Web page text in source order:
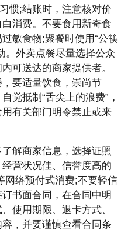
惯;结账时，注意核对价
消费。不要食用新奇食
敏食物;聚餐时使用“公筷
。外卖点餐尽量选择公众
可送达的商家提供者。
要适量饮食，崇尚节
觉抵制“舌尖上的浪费”，
有关部门明令禁止或来
解商家信息，选择证照
营状况佳、信誉度高的
网络预付式消费;不要轻信
书面合同，在合同中明
使用期限、退卡方式、
，并要谨慎查看合同条